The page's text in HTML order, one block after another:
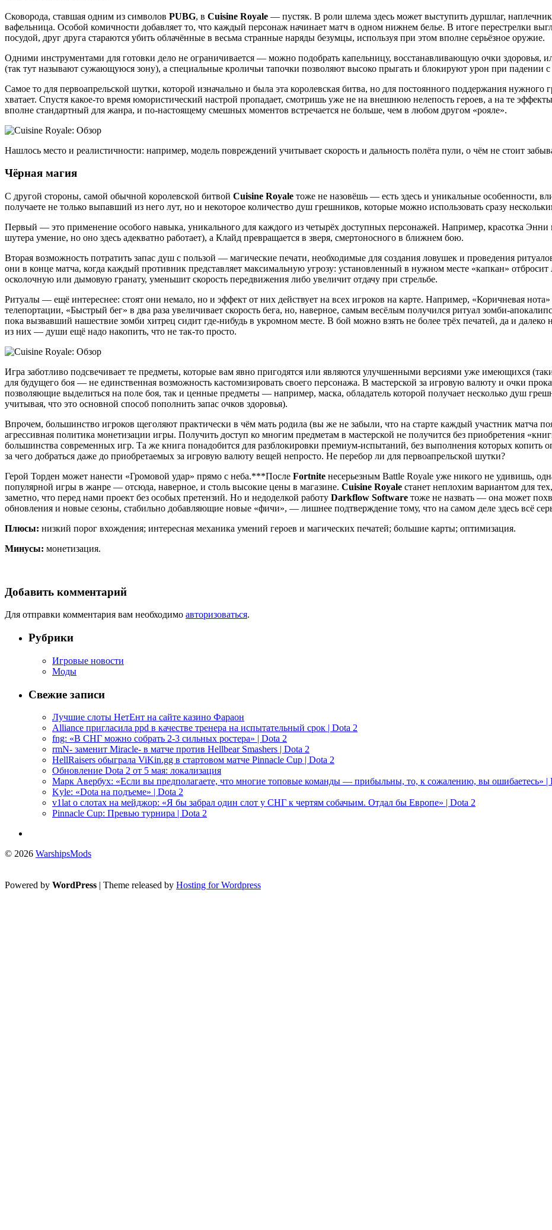
Сковорода, ставшая одним из символов PUBG, в Cuisine Royale — пустяк. В роли шлема здесь может выступить дуршлаг,
вафельница. Особой комичности добавляет то, что каждый персонаж начинает матч в одном нижнем белье. В итоге перестрелки
посудой, друг друга стараются убить облачённые в весьма странные наряды безумцы, используя при этом вполне серьёзное оружие.
Одними инструментами для готовки дело не ограничивается — можно подобрать капельницу, восстанавливающую очки здоровья,
(так тут называют сужающуюся зону), а специальные кроличьи тапочки позволяют высоко прыгать и блокируют урон при падении
Самое то для первоапрельской шутки, которой изначально и была эта королевская битва, но для постоянного поддержания нужного
хватает. Спустя какое-то время юмористический настрой пропадает, смотришь уже не на внешнюю нелепость героев, а на те
вполне стандартный для жанра, и по-настоящему смешных моментов встречается не больше, чем в любом другом «рояле».
Нашлось место и реалистичности: например, модель повреждений учитывает скорость и дальность полёта пули, о чём не стоит
Чёрная магия
С другой стороны, самой обычной королевской битвой Cuisine Royale тоже не назовёшь — есть здесь и уникальные особенности,
получаете не только выпавший из него лут, но и некоторое количество душ грешников, которые можно использовать сразу
Первый — это применение особого навыка, уникального для каждого из четырёх доступных персонажей. Например, красотка Энни
шутера умение, но оно здесь адекватно работает), а Клайд превращается в зверя, смертоносного в ближнем бою.
Вторая возможность потратить запас душ с пользой — магические печати, необходимые для создания ловушек и проведения
они в конце матча, когда каждый противник представляет максимальную угрозу: установленный в нужном месте «капкан»
осколочную или дымовую гранату, уменьшит скорость передвижения либо увеличит отдачу при стрельбе.
Ритуалы — ещё интереснее: стоят они немало, но и эффект от них действует на всех игроков на карте. Например, «Коричневая
телепортации, «Быстрый бег» в два раза увеличивает скорость бега, но, наверное, самым весёлым получился ритуал зомби-
пока вызвавший нашествие зомби хитрец сидит где-нибудь в укромном месте. В бой можно взять не более трёх печатей, да и
из них — души ещё надо накопить, что не так-то просто.
Игра заботливо подсвечивает те предметы, которые вам явно пригодятся или являются улучшенными версиями уже имеющихся
для будущего боя — не единственная возможность кастомизировать своего персонажа. В мастерской за игровую валюту и очки
позволяющие выделиться на поле боя, так и ценные предметы — например, маска, обладатель которой получает несколько душ
учитывая, что это основной способ пополнить запас очков здоровья).
Впрочем, большинство игроков щеголяют практически в чём мать родила (вы же не забыли, что на старте каждый участник матча
агрессивная политика монетизации игры. Получить доступ ко многим предметам в мастерской не получится без приобретения
большинства современных игр. Та же книга понадобится для разблокировки премиум-испытаний, без выполнения которых копить
за чего добраться даже до приобретаемых за игровую валюту вещей непросто. Не перебор ли для первоапрельской шутки?
Герой Торден может нанести «Громовой удар» прямо с неба.***После Fortnite несерьезным Battle Royale уже никого не удивишь,
популярной игры в жанре — отсюда, наверное, и столь высокие цены в магазине. Cuisine Royale станет неплохим вариантом для
заметно, что перед нами проект без особых претензий. Но и недоделкой работу Darkflow Software тоже не назвать — она может
обновления и новые сезоны, стабильно добавляющие новые «фичи», — лишнее подтверждение тому, что на самом деле здесь всё
Плюсы: низкий порог вхождения; интересная механика умений героев и магических печатей; большие карты; оптимизация.
Минусы: монетизация.
Добавить комментарий
Для отправки комментария вам необходимо авторизоваться.
Рубрики
Игровые новости
Моды
Свежие записи
Лучшие слоты НетЕнт на сайте казино Фараон
Alliance пригласила ppd в качестве тренера на испытательный срок | Dota 2
fng: «В СНГ можно собрать 2-3 сильных ростера» | Dota 2
rmN- заменит Miracle- в матче против Hellbear Smashers | Dota 2
HellRaisers обыграла ViKin.gg в стартовом матче Pinnacle Cup | Dota 2
Обновление Dota 2 от 5 мая: локализация
Марк Авербух: «Если вы предполагаете, что многие топовые команды — прибыльны, то, к сожалению, вы ошибаетесь» |
Kyle: «Dota на подъеме» | Dota 2
v1lat о слотах на мейджор: «Я бы забрал один слот у СНГ к чертям собачьим. Отдал бы Европе» | Dota 2
Pinnacle Cup: Превью турнира | Dota 2
© 2026 WarshipsMods
Powered by WordPress | Theme released by Hosting for Wordpress